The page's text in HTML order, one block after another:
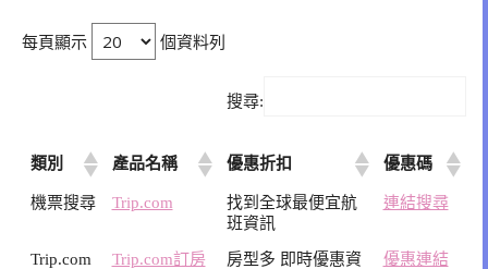
每頁顯示 個資料列
搜尋:
類別 產品名稱 優惠折扣 優惠碼
機票搜尋 Trip.com
找到全球最便宜航
班資訊
連結搜尋
Trip.com
Trip.com訂房
房型多 即時優惠資
優惠連結